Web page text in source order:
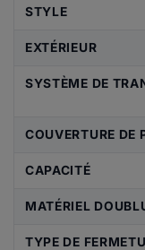
STYLE
EXTÉRIEUR
SYSTÈME DE
COUVERTURE DE
CAPACITÉ
MATÉRIEL
TYPE DE